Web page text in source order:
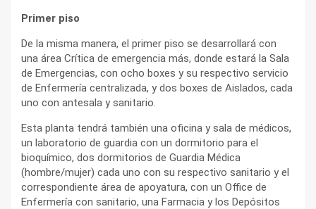
Primer piso
De la misma manera, el primer piso se desarrollará con
una área Crítica de emergencia más, donde estará la Sala
de Emergencias, con ocho boxes y su respectivo servicio
de Enfermería centralizada, y dos boxes de Aislados, cada
uno con antesala y sanitario.
Esta planta tendrá también una oficina y sala de médicos,
un laboratorio de guardia con un dormitorio para el
bioquímico, dos dormitorios de Guardia Médica
(hombre/mujer) cada uno con su respectivo sanitario y el
correspondiente área de apoyatura, con un Office de
Enfermería con sanitario, una Farmacia y los Depósitos